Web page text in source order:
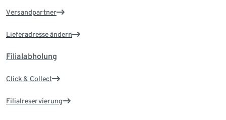
Versandpartner
Lieferadresse ändern
Filialabholung
Click & Collect
Filialreservierung